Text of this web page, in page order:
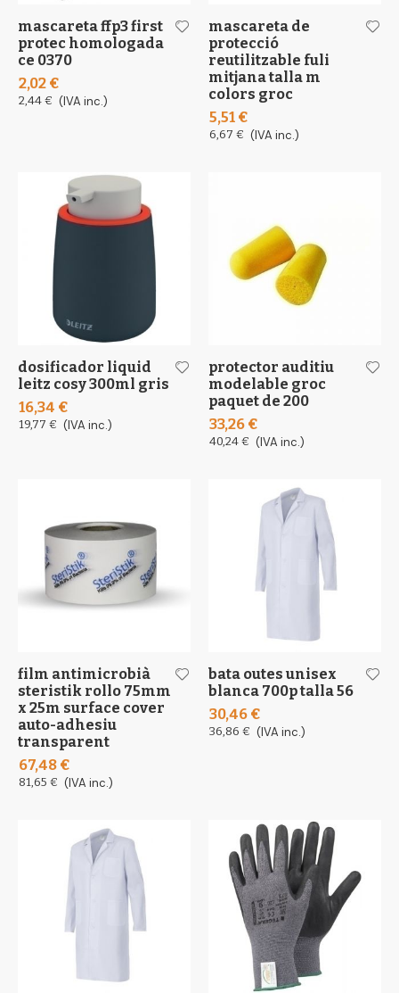
mascareta ffp3 first
protec homologada
ce 0370
2,02 €
2,44 € (IVA inc.)
mascareta de
protecció
reutilitzable fuli
mitjana talla m
colors groc
5,51 €
6,67 € (IVA inc.)
dosificador liquid
leitz cosy 300ml gris
16,34 €
19,77 € (IVA inc.)
protector auditiu
modelable groc
paquet de 200
33,26 €
40,24 € (IVA inc.)
film antimicrobià
steristik rollo 75mm
x 25m surface cover
auto-adhesiu
transparent
67,48 €
81,65 € (IVA inc.)
bata outes unisex
blanca 700p talla 56
30,46 €
36,86 € (IVA inc.)